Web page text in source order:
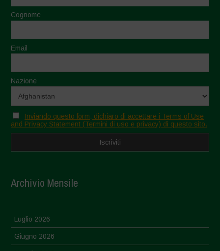
Cognome
Email
Nazione
Inviando questo form, dichiaro di accettare i Terms of Use
and Privacy Statement (Termini di uso e privacy) di questo sito.
Archivio Mensile
Luglio 2026
Giugno 2026